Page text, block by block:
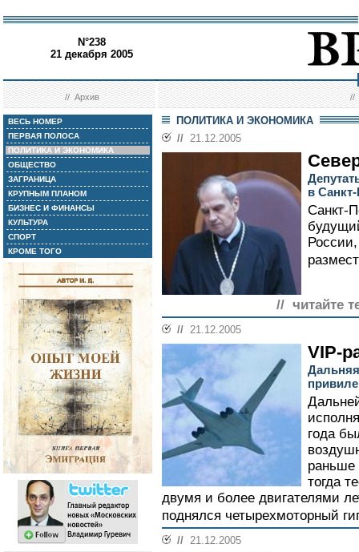
N°238
21 декабря 2005
//Архив //
ВЕСЬ НОМЕР
ПЕРВАЯ ПОЛОСА
ПОЛИТИКА И ЭКОНОМИКА
ОБЩЕСТВО
ЗАГРАНИЦА
КРУПНЫМ ПЛАНОМ
БИЗНЕС И ФИНАНСЫ
КУЛЬТУРА
СПОРТ
КРОМЕ ТОГО
ПОЛИТИКА И ЭКОНОМИКА
// 21.12.2005
в
Санкт-
// читайте
// 21.12.2005
VIP-
года
раньше
тогда
двумя и более двигателями
поднялся четырехмоторный
// 21.12.2005